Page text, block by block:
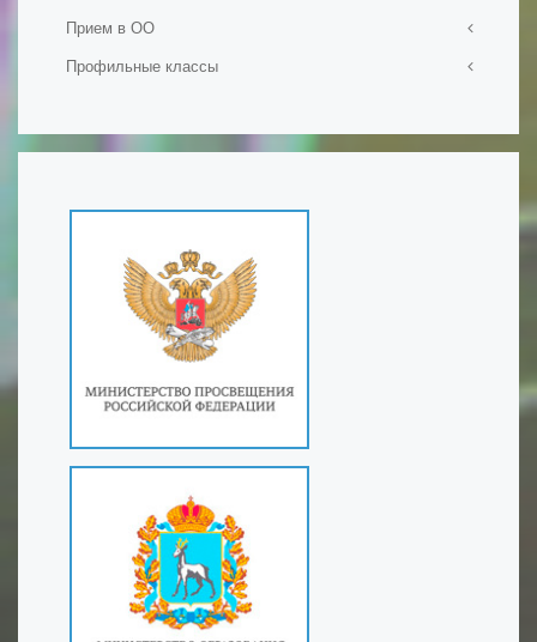
Прием в ОО
Прием в первый класс
Набор в 10-е классы
Профильные классы